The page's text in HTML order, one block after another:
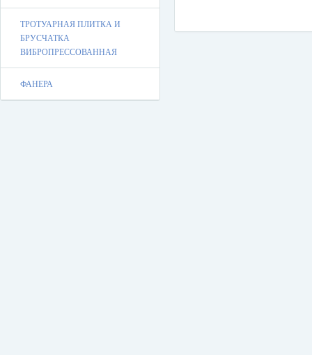
ТРОТУАРНАЯ ПЛИТКА И
БРУСЧАТКА
ВИБРОПРЕССОВАННАЯ
ФАНЕРА